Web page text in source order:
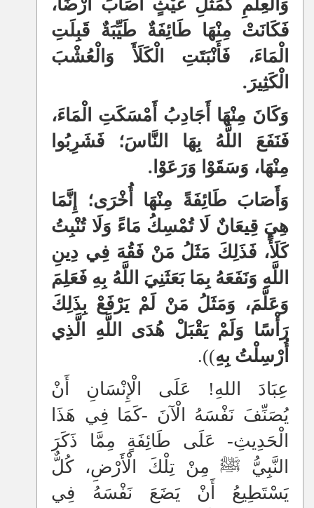
وَالْعِلْمِ كَمَثَلِ غَيْثٍ أَصَابَ أَرْضًا،
فَكَانَتْ مِنْهَا طَائِفَةٌ طَيِّبَةٌ قَبِلَتِ
الْمَاءَ، فَأَنْبَتَتِ الْكَلَأَ وَالْعُشْبَ
الْكَثِيرَ.
وَكَانَ مِنْهَا أَجَادِبُ أَمْسَكَتِ الْمَاءَ،
فَنَفَعَ اللَّهُ بِهَا النَّاسَ؛ فَشَرِبُوا
مِنْهَا، وَسَقَوْا وَرَعَوْا.
وَأَصَابَ طَائِفَةً مِنْهَا أُخْرَى؛ إِنَّمَا
هِيَ قِيعَانٌ لَا تُمْسِكُ مَاءً وَلَا تُنْبِتُ
كَلَأً، فَذَلِكَ مَثَلُ مَنْ فَقُهَ فِي دِينِ
اللَّهِ وَنَفَعَهُ بِمَا بَعَثَنِيَ اللَّهُ بِهِ فَعَلِمَ
وَعَلَّمَ، وَمَثَلُ مَنْ لَمْ يَرْفَعْ بِذَلِكَ
رَأْسًا وَلَمْ يَقْبَلْ هُدَى اللَّهِ الَّذِي
أُرْسِلْتُ بِهِ)).
عِبَادَ اللهِ! عَلَى الْإِنْسَانِ أَنْ
يُصَنِّفَ نَفْسَهُ الْآنَ -كَمَا فِي هَذَا
الْحَدِيثِ- عَلَى طَائِفَةٍ مِمَّا ذَكَرَ
النَّبِيُّ ﷺ مِنْ تِلْكَ الْأَرْضِ، كُلٌّ
يَسْتَطِيعُ أَنْ يَضَعَ نَفْسَهُ فِي